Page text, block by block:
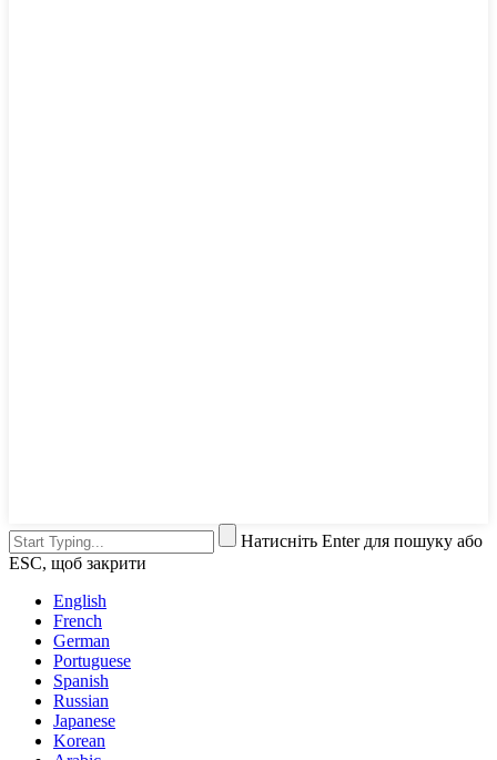
Натисніть Enter для пошуку або
ESC, щоб закрити
English
French
German
Portuguese
Spanish
Russian
Japanese
Korean